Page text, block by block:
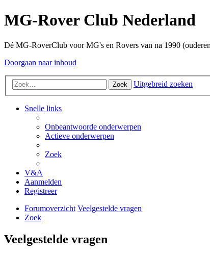
MG-Rover Club Nederland
Dé MG-RoverClub voor MG's en Rovers van na 1990
Doorgaan naar inhoud
Zoek Uitgebreid zoeken
Snelle links
Onbeantwoorde onderwerpen
Actieve onderwerpen
Zoek
V&A
Aanmelden
Registreer
Forumoverzicht Veelgestelde vragen
Zoek
Veelgestelde vragen